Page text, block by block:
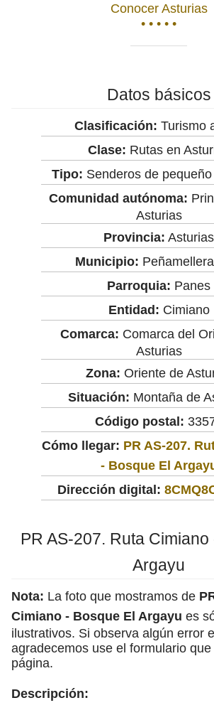
Conocer Asturias
• • • • •
Datos básicos
Clasificación: Turismo
Clase: Rutas en
Tipo: Senderos de
Comunidad autónoma:
Asturias
Provincia: Asturias
Municipio:
Parroquia: Panes
Entidad: Cimiano
Comarca: Comarca del
Asturias
Zona: Oriente de
Situación: Montaña de
Código postal:
Cómo llegar: PR AS-207.
- Bosque El
Dirección digital:
PR AS-207. Ruta
Argayu
Nota: La foto que mostramos de
Cimiano - Bosque El Argayu es
ilustrativos. Si observa algún error
agradecemos use el formulario
página.
Descripción: